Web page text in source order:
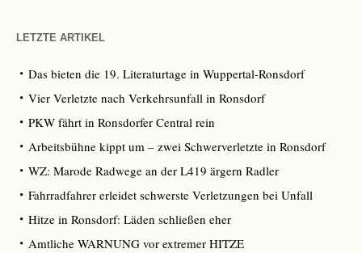
LETZTE ARTIKEL
Das bieten die 19. Literaturtage in Wuppertal-Ronsdorf
Vier Verletzte nach Verkehrsunfall in Ronsdorf
PKW fährt in Ronsdorfer Central rein
Arbeitsbühne kippt um – zwei Schwerverletzte in Ronsdorf
WZ: Marode Radwege an der L419 ärgern Radler
Fahrradfahrer erleidet schwerste Verletzungen bei Unfall
Hitze in Ronsdorf: Läden schließen eher
Amtliche WARNUNG vor extremer HITZE